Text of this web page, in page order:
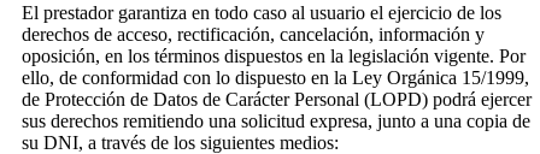
El prestador garantiza en todo caso al usuario el ejercicio de los
derechos de acceso, rectificación, cancelación, información y
oposición, en los términos dispuestos en la legislación vigente. Por
ello, de conformidad con lo dispuesto en la Ley Orgánica 15/1999,
de Protección de Datos de Carácter Personal (LOPD) podrá ejercer
sus derechos remitiendo una solicitud expresa, junto a una copia de
su DNI, a través de los siguientes medios: